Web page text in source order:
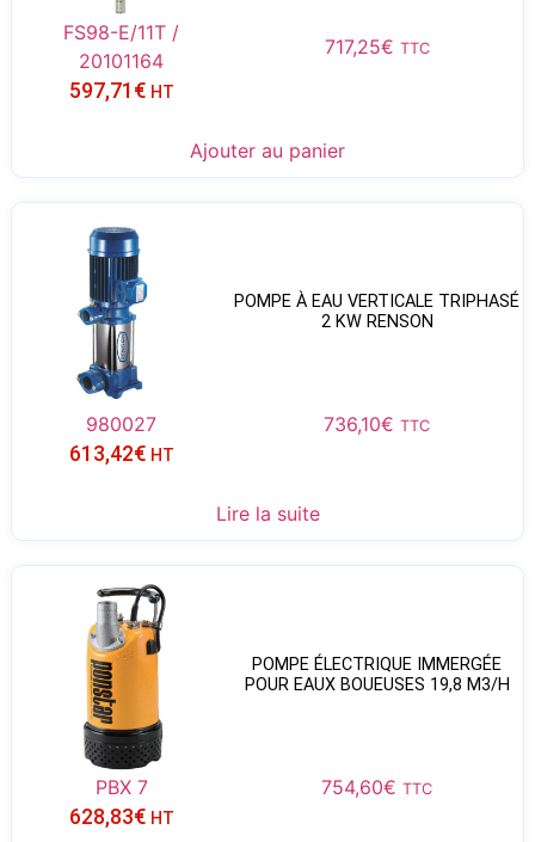
FS98-E/11T /
20101164
717,25€ TTC
597,71 € HT
Ajouter au panier
POMPE À EAU VERTICALE TRIPHASÉ
2 KW RENSON
980027 736,10€ TTC
613,42€ HT
Lire la suite
POMPE ÉLECTRIQUE IMMERGÉE
POUR EAUX BOUEUSES 19,8 M3/H
PBX 7 754,60€ TTC
628,83€ HT